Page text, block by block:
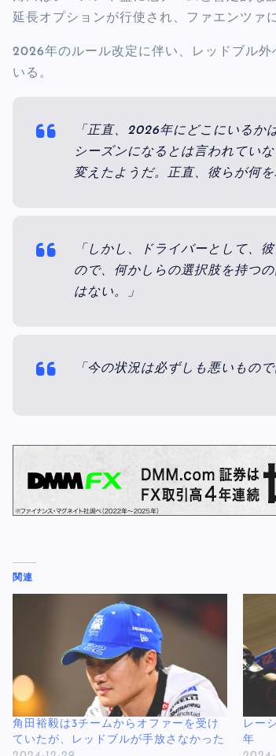
延長オプションが行使され、ファエンツァ
2026年のルール改定に伴い、レッドブル
いる。
「正直、2026年にどこにいるか
シーズンになるとは言われてい
変えたようだ。正直、彼らが何
「しかし、ドライバーとして、
ので、何かしらの選択肢を持つ
はない。」
「今の状況は必ずしも悪いもの
関連
角田裕毅は3チームからオファーを受け
ていたが、レッドブルが手放さなかった
レー
年